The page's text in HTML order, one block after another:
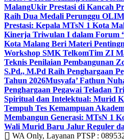
MalangUkir Prestasi di Kancah
Raih Dua Medali Perunggu
Prestasi: Kepala MTsN 1 Kota
Kinerja Triwulan I dalam Forum
Kota Malang Beri Materi
Workshop SMK TelkomTim ZI
Teknis Penilaian Pembangunan
S.Pd., M.Pd Raih Penghargaan
Tahun 2026Musyafa’ Fathun
Penghargaan Pegawai Teladan
Spiritual dan Intelektual: Murid
Tempuh Tes Kemampuan
Membangun Generasi: MTsN 1
Wali Murid Baru Jalur Reguler
WA Only, Layanan PTSP :